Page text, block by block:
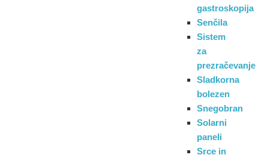
gastroskopija
Senčila
Sistem
za
prezračevanje
Sladkorna
bolezen
Snegobran
Solarni
paneli
Srce in